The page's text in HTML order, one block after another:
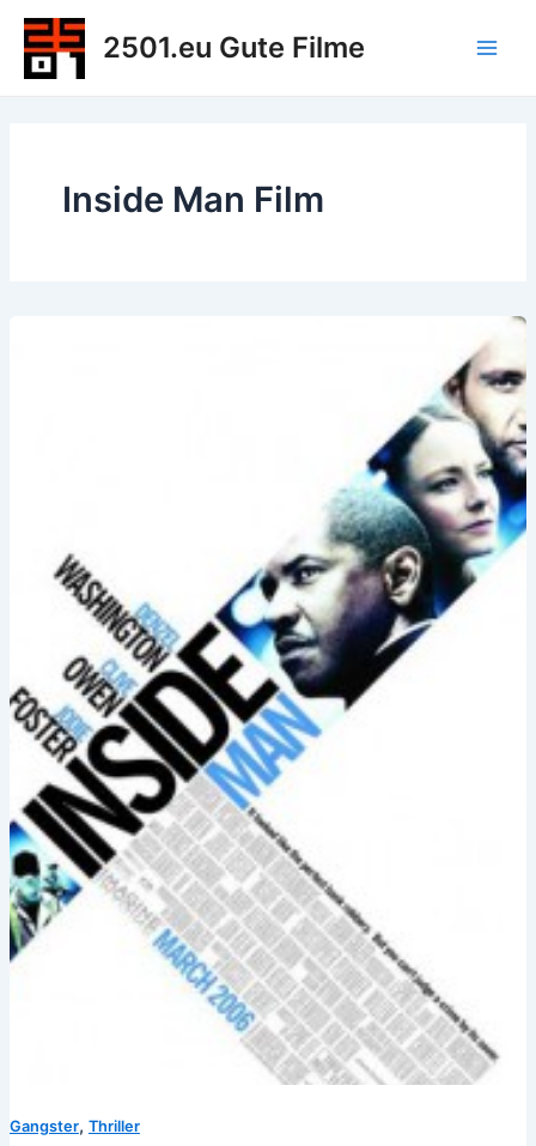
Zum
Inhalt
springen
2501.eu Gute Filme
Inside Man Film
Gangster, Thriller